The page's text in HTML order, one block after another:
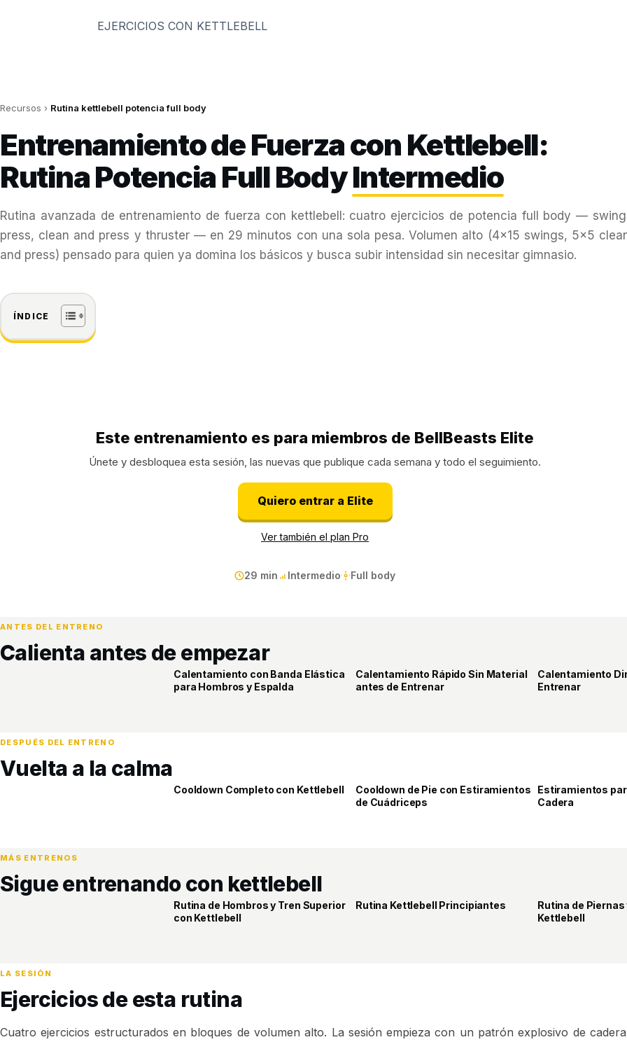
EJERCICIOS CON KETTLEBELL
Recursos › Rutina kettlebell potencia full body
Entrenamiento de Fuerza con Kettlebell:
Rutina Potencia Full BodyIntermedio
Rutina avanzada de entrenamiento de fuerza con kettlebell: cuatro ejercicios de potencia full body —
press, clean and press y thruster — en 29 minutos con una sola pesa. Volumen alto (4×15 swings, 5×5
and press) pensado para quien ya domina los básicos y busca subir intensidad sin necesitar gimnasio.
ÍNDICE
SOLO PARA MIEMBROS
Este entrenamiento es para miembros de BellBeasts Elite
Únete y desbloquea esta sesión, las nuevas que publique cada semana y todo el seguimiento.
Quiero entrar a Elite
Ver también el plan Pro
29 min Intermedio Full body
ANTES DEL ENTRENO
Calienta antes de empezar
ELITE
Calentamiento con Banda Elástica
para Hombros y Espalda
ELITE
Calentamiento Rápido Sin Material
antes de Entrenar
PRO
Calentamiento
Entrenar
DESPUÉS DEL ENTRENO
Vuelta a la calma
ELITE
Cooldown Completo con Kettlebell ELITE
Cooldown de Pie con Estiramientos
de Cuádriceps
ELITE
Estiramientos
Cadera
MÁS ENTRENOS
Sigue entrenando con kettlebell
ELITE
Rutina de Hombros y Tren Superior
con Kettlebell
PRO
Rutina Kettlebell Principiantes ELITE
Rutina de
Kettlebell
LA SESIÓN
Ejercicios de esta rutina
Cuatro ejercicios estructurados en bloques de volumen alto. La sesión empieza con un patrón explosivo de